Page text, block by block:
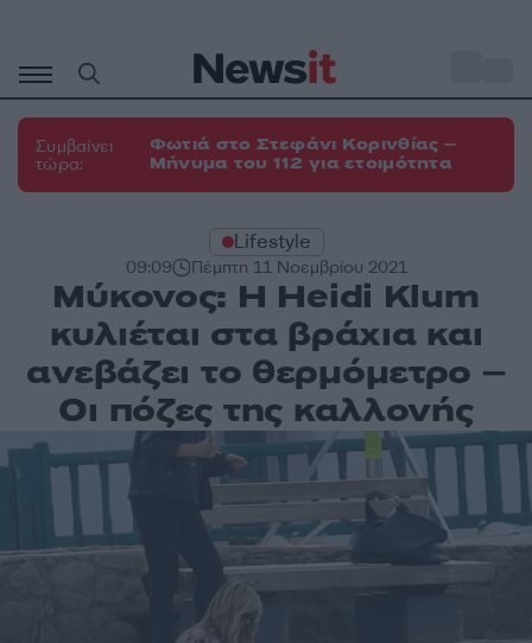
περιεχόμενο
Συμβαίνει
τώρα:
Φωτιά στο Στεφάνι Κορινθίας –
Μήνυμα του 112 για ετοιμότητα
Lifestyle
09:09 Πέμπτη 11 Νοεμβρίου 2021
Μύκονος: Η Heidi Klum
κυλιέται στα βράχια και
ανεβάζει το θερμόμετρο –
Οι πόζες της καλλονής